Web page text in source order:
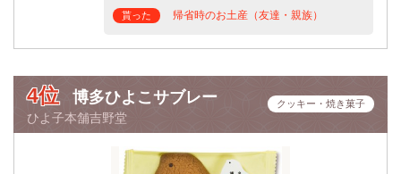
貰った 帰省時のお土産（友達・親族）
4位 博多ひよこサブレー
ひよ子本舗吉野堂
クッキー・焼き菓子